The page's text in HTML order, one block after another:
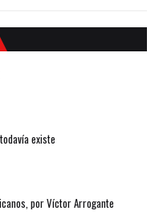
existe
por Víctor Arrogante